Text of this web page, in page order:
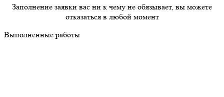
Заполнение заявки вас ни к чему не обязывает, вы можете
отказаться в любой момент
Выполненные работы